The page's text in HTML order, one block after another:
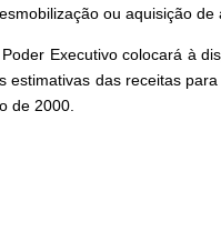
ou aquisição de
Executivo colocará à
estimativas das receitas
de 2000.